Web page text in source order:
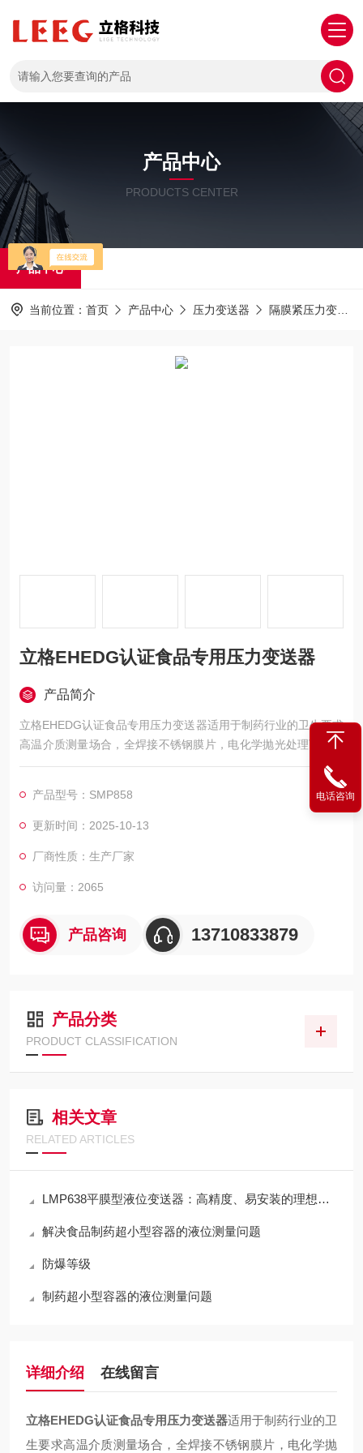
产品中心
PRODUCTS CENTER
产品中心
当前位置： 首页 产品中心 压力变送器 隔膜紧压力变送器
立格EHEDG认证食品专用压力变送器
产品简介
立格EHEDG认证食品专用压力变送器适用于制药行业的卫生要求
高温介质测量场合，全焊接不锈钢膜片，电化学抛光处理可选，
带换热片设计，高温介质应用性能优异，主要用于设备配套，制
产品型号：SMP858
更新时间：2025-10-13
厂商性质：生产厂家
访问量：2065
产品咨询 13710833879
产品分类
PRODUCT CLASSIFICATION
相关文章
RELATED ARTICLES
LMP638平膜型液位变送器：高精度、易安装的理想选择
解决食品制药超小型容器的液位测量问题
防爆等级
制药超小型容器的液位测量问题
详细介绍 在线留言
立格EHEDG认证食品专用压力变送器适用于制药行业的卫
生要求高温介质测量场合，全焊接不锈钢膜片，电化学抛
电话咨询